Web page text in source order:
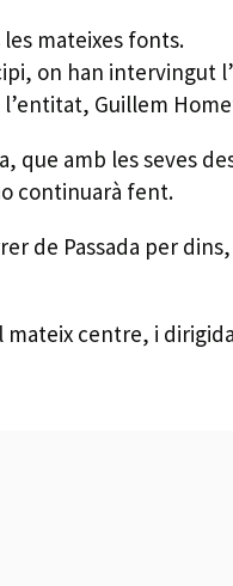
mateixes fonts.
on han intervingut
Guillem
que amb les seves
continuarà fent.
de Passada per
centre, i